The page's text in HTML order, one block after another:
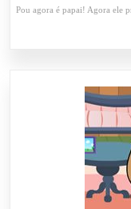
Pou agora é papai! Agora ele